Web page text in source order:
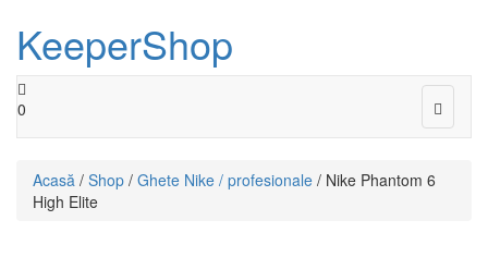
KeeperShop
Toggle
0
Acasă / Shop / Ghete Nike / profesionale / Nike Phantom 6
High Elite